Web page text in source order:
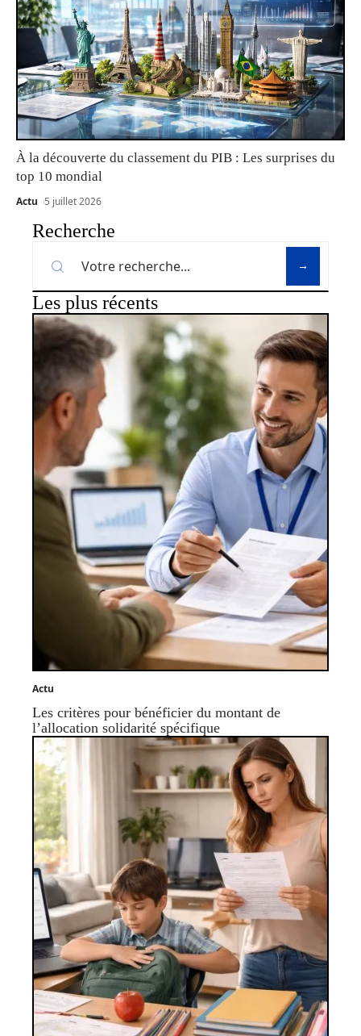
À la découverte du classement du PIB : Les surprises du
top 10 mondial
Actu 5 juillet 2026
Recherche
Les plus récents
Actu
Les critères pour bénéficier du montant de
l’allocation solidarité spécifique